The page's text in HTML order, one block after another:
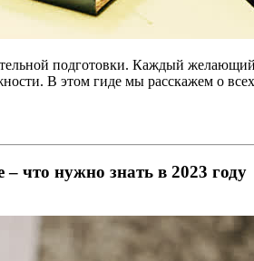
подготовки. Каждый желающий
В этом гиде мы расскажем о
что нужно знать в 2023 году